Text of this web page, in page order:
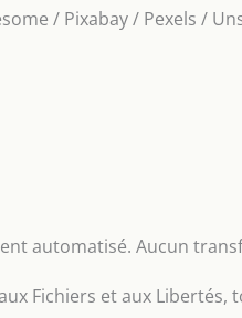
/ Pixabay / Pexels /
automatisé. Aucun
Fichiers et aux